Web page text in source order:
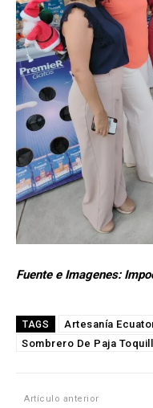
Fuente e Imagenes:
TAGS Artesanía
Sombrero De Paja
Artículo anterior